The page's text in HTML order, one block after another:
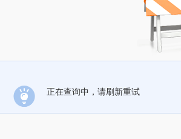
正在查询中，请刷新重试